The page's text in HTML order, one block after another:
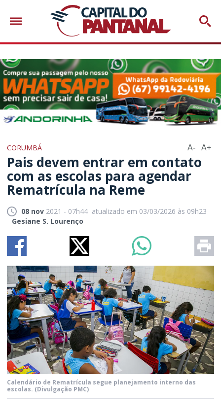
CORUMBÁ A- A+
Pais devem entrar em contato
com as escolas para agendar
Rematrícula na Reme
08 nov 2021 - 07h44 atualizado em 03/03/2026 às 09h23
Gesiane S. Lourenço
Calendário de Rematrícula segue planejamento interno das
escolas. (Divulgação PMC)